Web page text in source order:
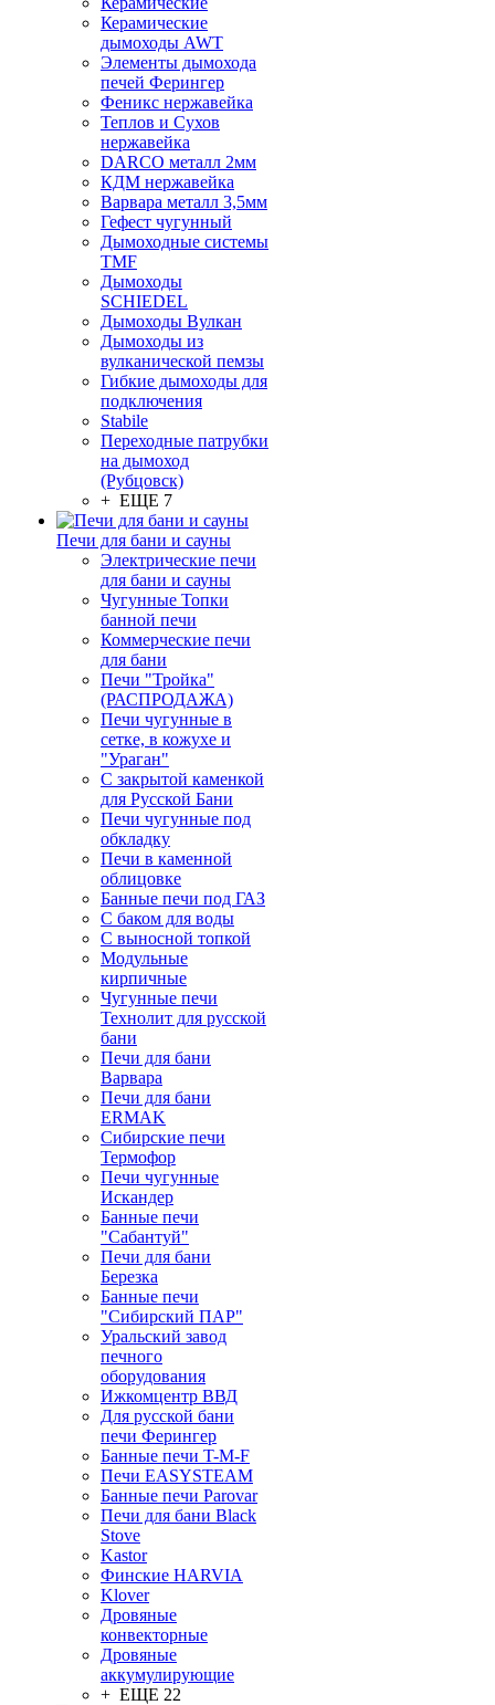
Керамические
дымоходы AWT
Элементы дымохода
печей Ферингер
Феникс нержавейка
Теплов и Сухов
нержавейка
DARCO металл 2мм
КДМ нержавейка
Варвара металл 3,5мм
Гефест чугунный
Дымоходные системы
TMF
Дымоходы
SCHIEDEL
Дымоходы Вулкан
Дымоходы из
вулканической пемзы
Гибкие дымоходы для
подключения
Stabile
Переходные патрубки
на дымоход
(Рубцовск)
+ ЕЩЕ 7
Печи для бани и сауны
Электрические печи
для бани и сауны
Чугунные Топки
банной печи
Коммерческие печи
для бани
Печи "Тройка"
(РАСПРОДАЖА)
Печи чугунные в
сетке, в кожухе и
"Ураган"
С закрытой каменкой
для Русской Бани
Печи чугунные под
обкладку
Печи в каменной
облицовке
Банные печи под ГАЗ
С баком для воды
С выносной топкой
Модульные
кирпичные
Чугунные печи
Технолит для русской
бани
Печи для бани
Варвара
Печи для бани
ERMAK
Сибирские печи
Термофор
Печи чугунные
Искандер
Банные печи
"Сабантуй"
Печи для бани
Березка
Банные печи
"Сибирский ПАР"
Уральский завод
печного
оборудования
Ижкомцентр ВВД
Для русской бани
печи Ферингер
Банные печи T-M-F
Печи EASYSTEAM
Банные печи Parovar
Печи для бани Black
Stove
Kastor
Финские HARVIA
Klover
Дровяные
конвекторные
Дровяные
аккумулирующие
+ ЕЩЕ 22